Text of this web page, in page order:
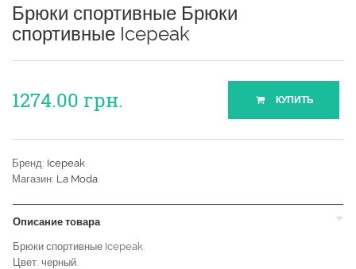
Брюки спортивные Брюки
спортивные Icepeak
1274.00 грн. КУПИТЬ
Бренд: Icepeak
Магазин: La Moda
Описание товара
Брюки спортивные Icepeak.
Цвет: черный.